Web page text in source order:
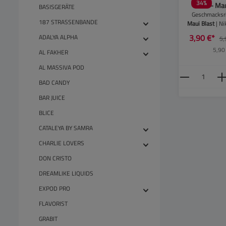
BASISGERÄTE
187 STRASSENBANDE
ADALYA ALPHA
AL FAKHER
AL MASSIVA POD
BAD CANDY
BAR JUICE
BLICE
CATALEYA BY SAMRA
CHARLIE LOVERS
DON CRISTO
DREAMLIKE LIQUIDS
EXPOD PRO
FLAVORIST
GRABIT
34%
Pod -
20mg |
Maui Blast|
Stärke:
3,90 €*